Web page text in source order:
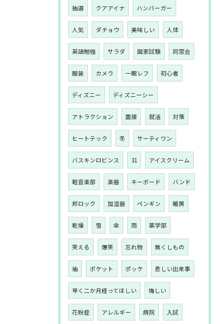
抽選 クアアイナ ハンバーガー
人気 ダチョウ 美味しい 人体
英語勉強 サラダ 国家試験 同窓会
服装 カメラ 一眼レフ 初心者
ディズニー ディズニーシー
アトラクション 面接 就活 対策
ヒートテック 冬 サーティワン
バスキンロビンス 31 アイスクリーム
軽音楽部 楽器 キーボード バンド
邦ロック 加湿器 ペンギン 暖房
乾燥 雪 傘 雨 薬学部
笑える 爆笑 忘れ物 無くしもの
袖 ポケット ポッケ 悲しい出来事
早く二か月経ってほしい 悔しい
花粉症 アレルギー 病院 入試